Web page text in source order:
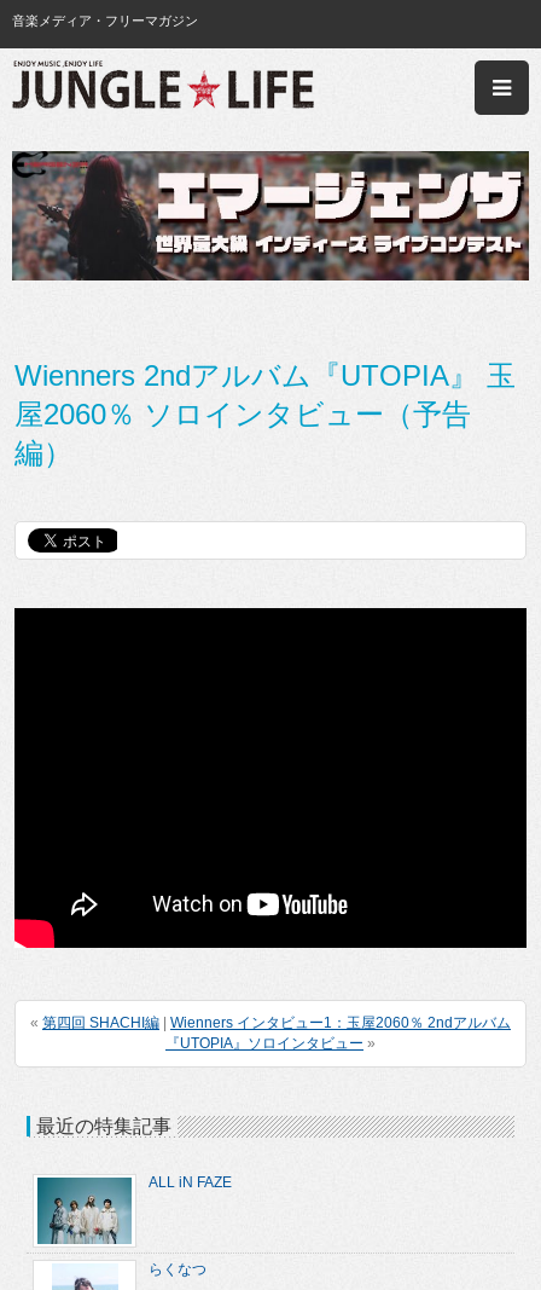
音楽メディア・フリーマガジン
Wienners 2ndアルバム『UTOPIA』 玉
屋2060％ ソロインタビュー（予告
編）
« 第四回 SHACHI編
Wienners インタビュー1：玉屋2060％ 2ndアルバム
『UTOPIA』ソロインタビュー »
最近の特集記事
ALL iN FAZE
らくなつ